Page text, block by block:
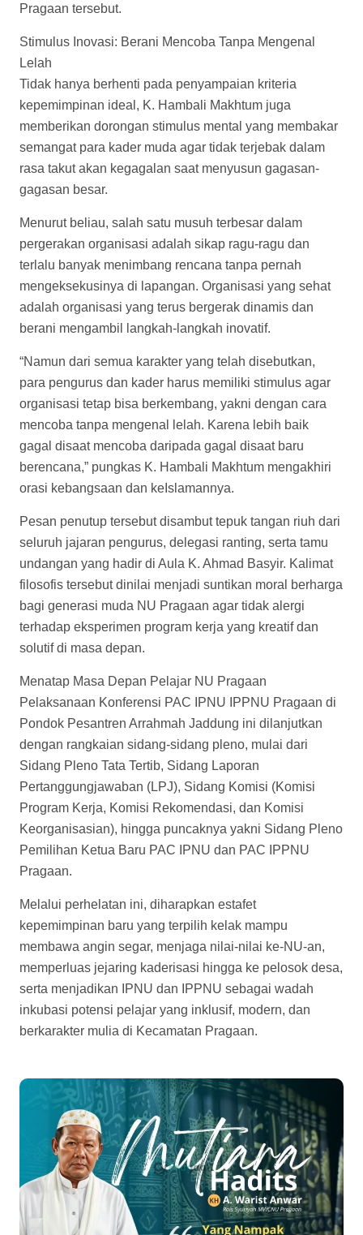
Pragaan tersebut.
Stimulus Inovasi: Berani Mencoba Tanpa Mengenal
Lelah
Tidak hanya berhenti pada penyampaian kriteria
kepemimpinan ideal, K. Hambali Makhtum juga
memberikan dorongan stimulus mental yang membakar
semangat para kader muda agar tidak terjebak dalam
rasa takut akan kegagalan saat menyusun gagasan-
gagasan besar.
Menurut beliau, salah satu musuh terbesar dalam
pergerakan organisasi adalah sikap ragu-ragu dan
terlalu banyak menimbang rencana tanpa pernah
mengeksekusinya di lapangan. Organisasi yang sehat
adalah organisasi yang terus bergerak dinamis dan
berani mengambil langkah-langkah inovatif.
“Namun dari semua karakter yang telah disebutkan,
para pengurus dan kader harus memiliki stimulus agar
organisasi tetap bisa berkembang, yakni dengan cara
mencoba tanpa mengenal lelah. Karena lebih baik
gagal disaat mencoba daripada gagal disaat baru
berencana,” pungkas K. Hambali Makhtum mengakhiri
orasi kebangsaan dan keIslamannya.
Pesan penutup tersebut disambut tepuk tangan riuh dari
seluruh jajaran pengurus, delegasi ranting, serta tamu
undangan yang hadir di Aula K. Ahmad Basyir. Kalimat
filosofis tersebut dinilai menjadi suntikan moral berharga
bagi generasi muda NU Pragaan agar tidak alergi
terhadap eksperimen program kerja yang kreatif dan
solutif di masa depan.
Menatap Masa Depan Pelajar NU Pragaan
Pelaksanaan Konferensi PAC IPNU IPPNU Pragaan di
Pondok Pesantren Arrahmah Jaddung ini dilanjutkan
dengan rangkaian sidang-sidang pleno, mulai dari
Sidang Pleno Tata Tertib, Sidang Laporan
Pertanggungjawaban (LPJ), Sidang Komisi (Komisi
Program Kerja, Komisi Rekomendasi, dan Komisi
Keorganisasian), hingga puncaknya yakni Sidang Pleno
Pemilihan Ketua Baru PAC IPNU dan PAC IPPNU
Pragaan.
Melalui perhelatan ini, diharapkan estafet
kepemimpinan baru yang terpilih kelak mampu
membawa angin segar, menjaga nilai-nilai ke-NU-an,
memperluas jejaring kaderisasi hingga ke pelosok desa,
serta menjadikan IPNU dan IPPNU sebagai wadah
inkubasi potensi pelajar yang inklusif, modern, dan
berkarakter mulia di Kecamatan Pragaan.